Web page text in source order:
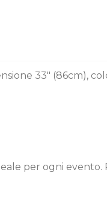
33" (86cm),
per ogni